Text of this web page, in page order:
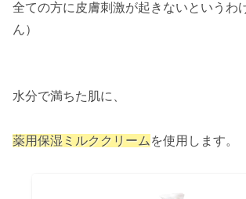
全ての方に皮膚刺激が起きないというわ
ん）
水分で満ちた肌に、
薬用保湿ミルククリームを使用します。